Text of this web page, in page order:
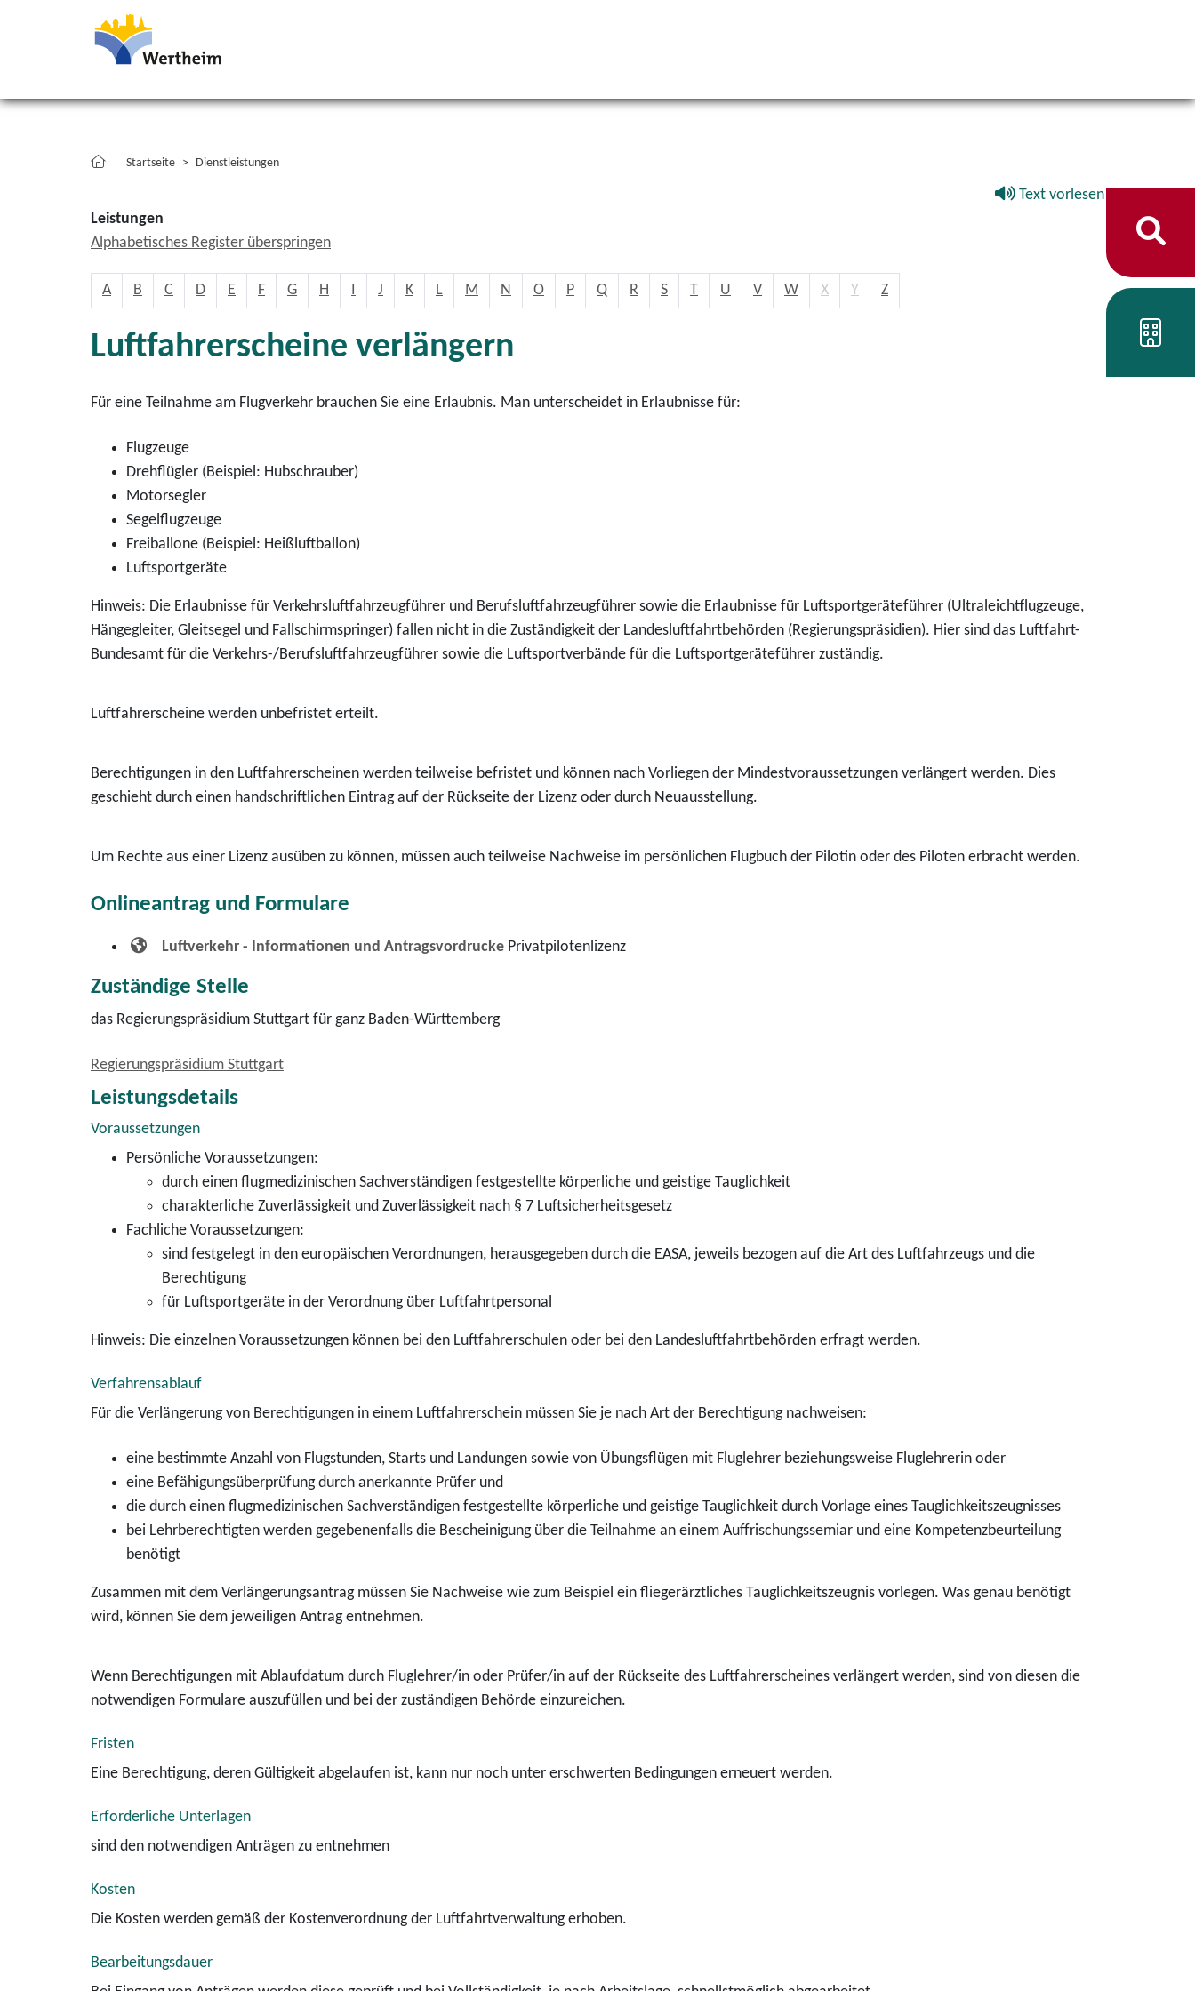
Startseite Dienstleistungen
Text vorlesen
Leistungen
Alphabetisches Register überspringen
A B C D E F G H I J K L M N O P Q R S T U V W X Y Z
Luftfahrerscheine verlängern
Für eine Teilnahme am Flugverkehr brauchen Sie eine Erlaubnis. Man unterscheidet in Erlaubnisse für:
Flugzeuge
Drehflügler (Beispiel: Hubschrauber)
Motorsegler
Segelflugzeuge
Freiballone (Beispiel: Heißluftballon)
Luftsportgeräte
Hinweis: Die Erlaubnisse für Verkehrsluftfahrzeugführer und Berufsluftfahrzeugführer sowie die Erlaubnisse für Luftsportgeräteführer (Ultraleichtflugzeuge,
Hängegleiter, Gleitsegel und Fallschirmspringer) fallen nicht in die Zuständigkeit der Landesluftfahrtbehörden (Regierungspräsidien). Hier sind das Luftfahrt-
Bundesamt für die Verkehrs-/Berufsluftfahrzeugführer sowie die Luftsportverbände für die Luftsportgeräteführer zuständig.
Luftfahrerscheine werden unbefristet erteilt.
Berechtigungen in den Luftfahrerscheinen werden teilweise befristet und können nach Vorliegen der Mindestvoraussetzungen verlängert werden. Dies
geschieht durch einen handschriftlichen Eintrag auf der Rückseite der Lizenz oder durch Neuausstellung.
Um Rechte aus einer Lizenz ausüben zu können, müssen auch teilweise Nachweise im persönlichen Flugbuch der Pilotin oder des Piloten erbracht werden.
Onlineantrag und Formulare
Luftverkehr - Informationen und Antragsvordrucke Privatpilotenlizenz
Zuständige Stelle
das Regierungspräsidium Stuttgart für ganz Baden-Württemberg
Regierungspräsidium Stuttgart
Leistungsdetails
Voraussetzungen
Persönliche Voraussetzungen:
durch einen flugmedizinischen Sachverständigen festgestellte körperliche und geistige Tauglichkeit
charakterliche Zuverlässigkeit und Zuverlässigkeit nach § 7 Luftsicherheitsgesetz
Fachliche Voraussetzungen:
sind festgelegt in den europäischen Verordnungen, herausgegeben durch die EASA, jeweils bezogen auf die Art des Luftfahrzeugs und die
Berechtigung
für Luftsportgeräte in der Verordnung über Luftfahrtpersonal
Hinweis: Die einzelnen Voraussetzungen können bei den Luftfahrerschulen oder bei den Landesluftfahrtbehörden erfragt werden.
Verfahrensablauf
Für die Verlängerung von Berechtigungen in einem Luftfahrerschein müssen Sie je nach Art der Berechtigung nachweisen:
eine bestimmte Anzahl von Flugstunden, Starts und Landungen sowie von Übungsflügen mit Fluglehrer beziehungsweise Fluglehrerin oder
eine Befähigungsüberprüfung durch anerkannte Prüfer und
die durch einen flugmedizinischen Sachverständigen festgestellte körperliche und geistige Tauglichkeit durch Vorlage eines Tauglichkeitszeugnisses
bei Lehrberechtigten werden gegebenenfalls die Bescheinigung über die Teilnahme an einem Auffrischungssemiar und eine Kompetenzbeurteilung
benötigt
Zusammen mit dem Verlängerungsantrag müssen Sie Nachweise wie zum Beispiel ein fliegerärztliches Tauglichkeitszeugnis vorlegen. Was genau benötigt
wird, können Sie dem jeweiligen Antrag entnehmen.
Wenn Berechtigungen mit Ablaufdatum durch Fluglehrer/in oder Prüfer/in auf der Rückseite des Luftfahrerscheines verlängert werden, sind von diesen die
notwendigen Formulare auszufüllen und bei der zuständigen Behörde einzureichen.
Fristen
Eine Berechtigung, deren Gültigkeit abgelaufen ist, kann nur noch unter erschwerten Bedingungen erneuert werden.
Erforderliche Unterlagen
sind den notwendigen Anträgen zu entnehmen
Kosten
Die Kosten werden gemäß der Kostenverordnung der Luftfahrtverwaltung erhoben.
Bearbeitungsdauer